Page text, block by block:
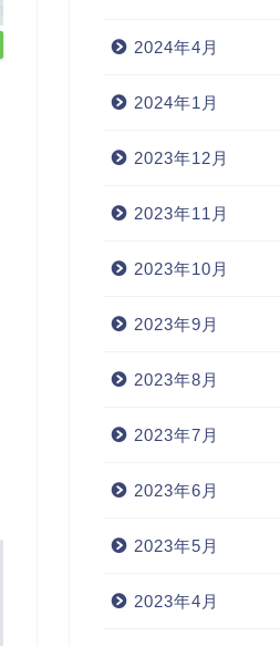
2024年4月
2024年1月
2023年12月
2023年11月
2023年10月
2023年9月
2023年8月
2023年7月
2023年6月
2023年5月
2023年4月